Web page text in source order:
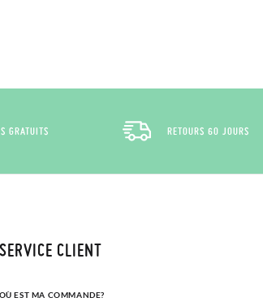
GRATUITS RETOURS 60 JOURS
SERVICE CLIENT
OÙ EST MA COMMANDE?